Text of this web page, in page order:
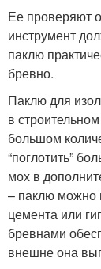
Ее проверяют
инструмент
паклю
бревно.
Паклю для
в
большом
“поглотить”
мох в
– паклю можно
цемента или
бревнами
внешне она